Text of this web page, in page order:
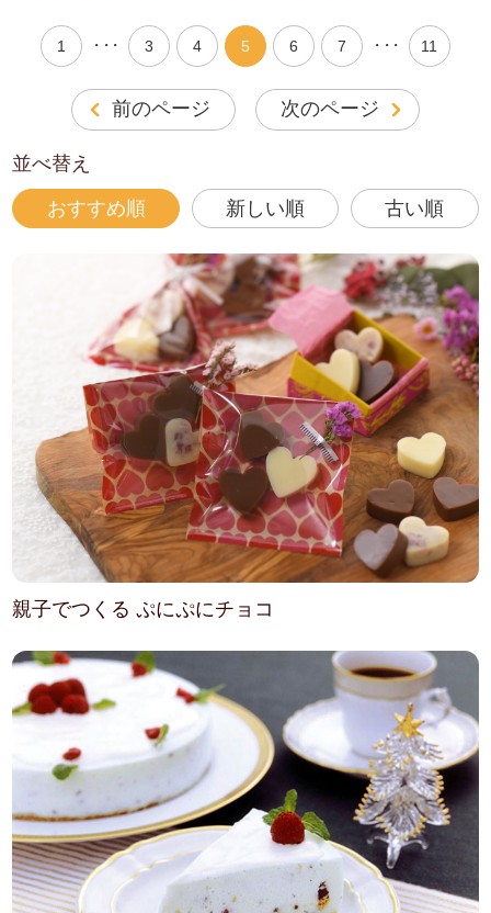
前のページ
1 ・・・ 3 4 5 6 7 ・・・ 11
次のページ
並べ替え
おすすめ順 新しい順 古い順
親子でつくる ぷにぷにチョコ